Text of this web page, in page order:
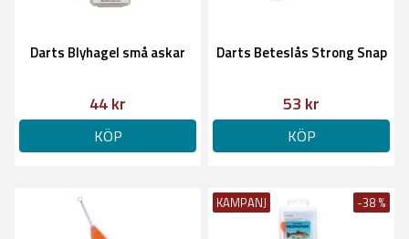
Darts Blyhagel små askar
44 kr
KÖP
Darts Beteslås Strong Snap
53 kr
KÖP
KAMPANJ -38 %